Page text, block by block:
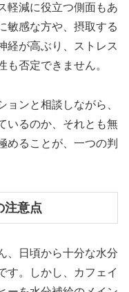
軽減に役立つ側面もあ
敏感な方や、摂取する
経が高ぶり、ストレス
否定できません。
ョンと相談しながら、
いるのか、それとも無
めることが、一つの判
注意点
、日頃から十分な水分
す。しかし、カフェイ